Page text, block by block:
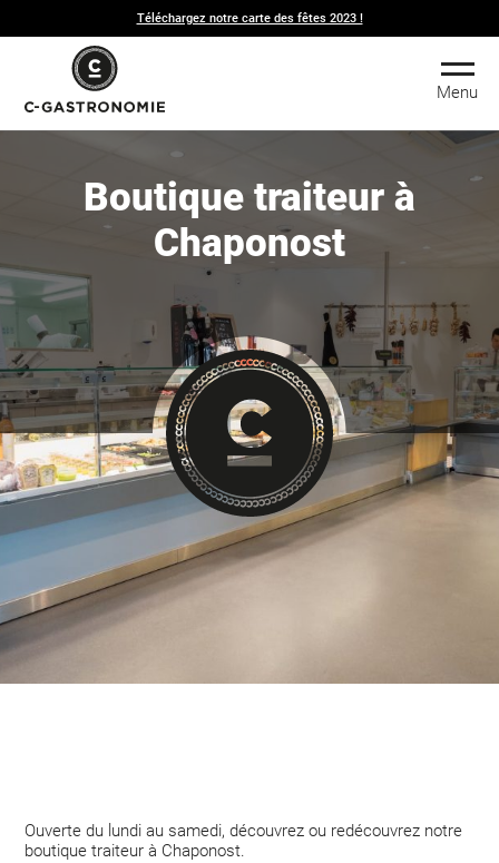
Téléchargez notre carte des fêtes 2023 !
Menu
Boutique traiteur à
Chaponost
Ouverte du lundi au samedi, découvrez ou redécouvrez notre
boutique traiteur à Chaponost.